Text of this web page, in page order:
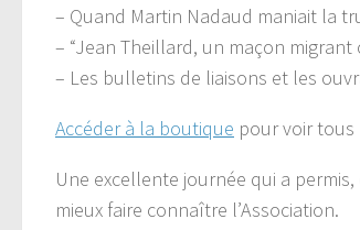
– Quand Martin Nadaud maniait la
– “Jean Theillard, un maçon
– Les bulletins de liaisons et les
Accéder à la boutique pour voir tous
Une excellente journée qui a
mieux faire connaître l’Association.